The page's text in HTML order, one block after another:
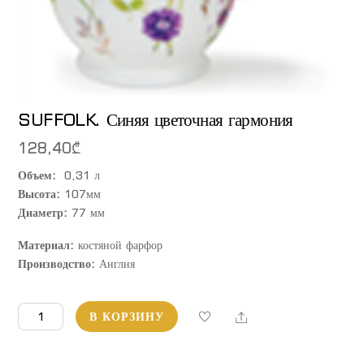
SUFFOLK. Синяя цветочная гармония
128,40₾
Объем:
0,31 л
Высота: 107мм
Диаметр: 77 мм
Материал: костяной фарфор
Производство: Англия
Количество
товара
В КОРЗИНУ Share